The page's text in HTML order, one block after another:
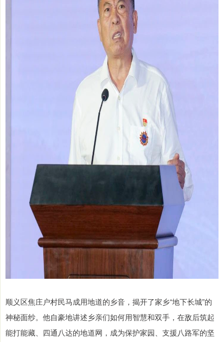
顺义区焦庄户村民马成用地道的乡音，揭开了家乡“地下长城”的
神秘面纱。他自豪地讲述乡亲们如何用智慧和双手，在敌后筑起
能打能藏、四通八达的地道网，成为保护家园、支援八路军的坚